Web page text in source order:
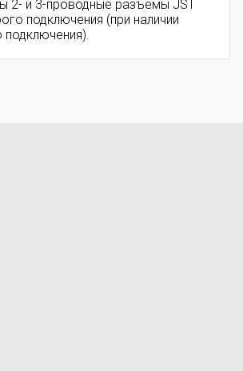
2- и 3-проводные разъемы JST
подключения (при наличии